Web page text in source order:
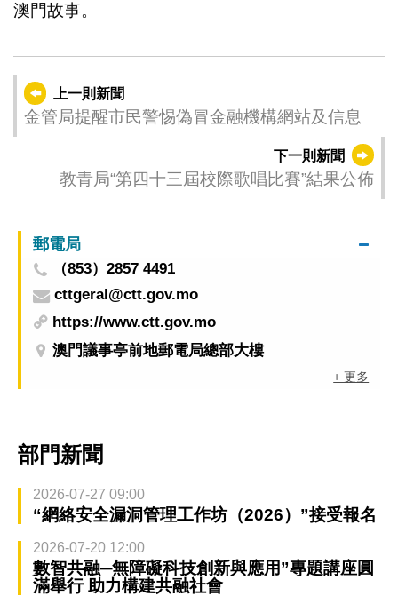
澳門故事。
上一則新聞
金管局提醒市民警惕偽冒金融機構網站及信息
下一則新聞
教青局“第四十三屆校際歌唱比賽”結果公佈
郵電局
（853）2857 4491
cttgeral@ctt.gov.mo
https://www.ctt.gov.mo
澳門議事亭前地郵電局總部大樓
+ 更多
部門新聞
2026-07-27 09:00
“網絡安全漏洞管理工作坊（2026）”接受報名
2026-07-20 12:00
數智共融─無障礙科技創新與應用”專題講座圓
滿舉行 助力構建共融社會